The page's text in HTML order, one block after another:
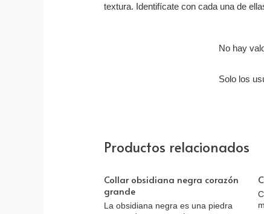
textura. Identifícate con cada una de
No hay
Solo los
Productos relacionados
Collar obsidiana negra corazón
grande
La obsidiana negra es una piedra